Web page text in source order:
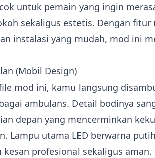
untuk pemain yang ingin
sekaligus estetis. Dengan
instalasi yang mudah, mod ini
(Mobil Design)
mod ini, kamu langsung
ambulans. Detail bodinya
depan yang mencerminkan
Lampu utama LED berwarna
kesan profesional sekaligus